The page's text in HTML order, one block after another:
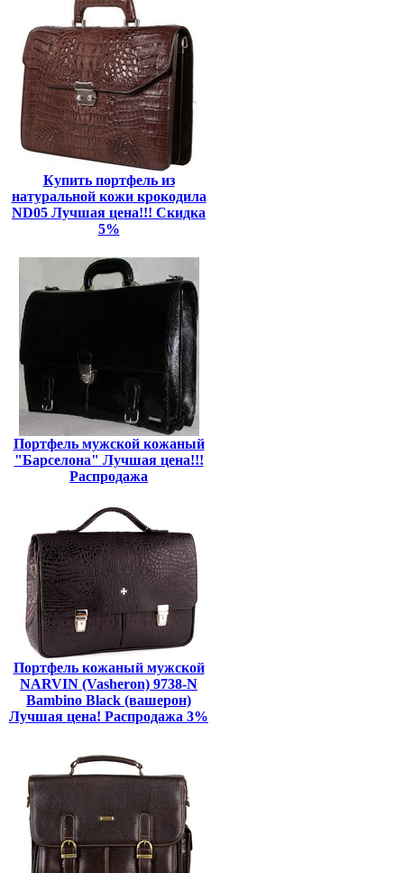
Купить портфель из
натуральной кожи крокодила
ND05 Лучшая цена!!! Скидка
5%
Портфель мужской кожаный
"Барселона" Лучшая цена!!!
Распродажа
Портфель кожаный мужской
NARVIN (Vasheron) 9738-N
Bambino Black (вашерон)
Лучшая цена! Распродажа 3%